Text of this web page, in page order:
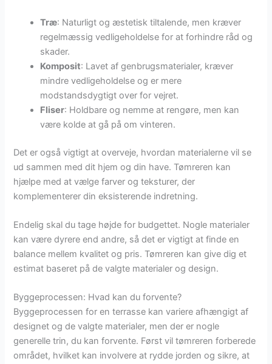
Træ: Naturligt og æstetisk tiltalende, men kræver
regelmæssig vedligeholdelse for at forhindre råd og
skader.
Komposit: Lavet af genbrugsmaterialer, kræver
mindre vedligeholdelse og er mere
modstandsdygtigt over for vejret.
Fliser: Holdbare og nemme at rengøre, men kan
være kolde at gå på om vinteren.
Det er også vigtigt at overveje, hvordan materialerne vil se
ud sammen med dit hjem og din have. Tømreren kan
hjælpe med at vælge farver og teksturer, der
komplementerer din eksisterende indretning.
Endelig skal du tage højde for budgettet. Nogle materialer
kan være dyrere end andre, så det er vigtigt at finde en
balance mellem kvalitet og pris. Tømreren kan give dig et
estimat baseret på de valgte materialer og design.
Byggeprocessen: Hvad kan du forvente?
Byggeprocessen for en terrasse kan variere afhængigt af
designet og de valgte materialer, men der er nogle
generelle trin, du kan forvente. Først vil tømreren forberede
området, hvilket kan involvere at rydde jorden og sikre, at